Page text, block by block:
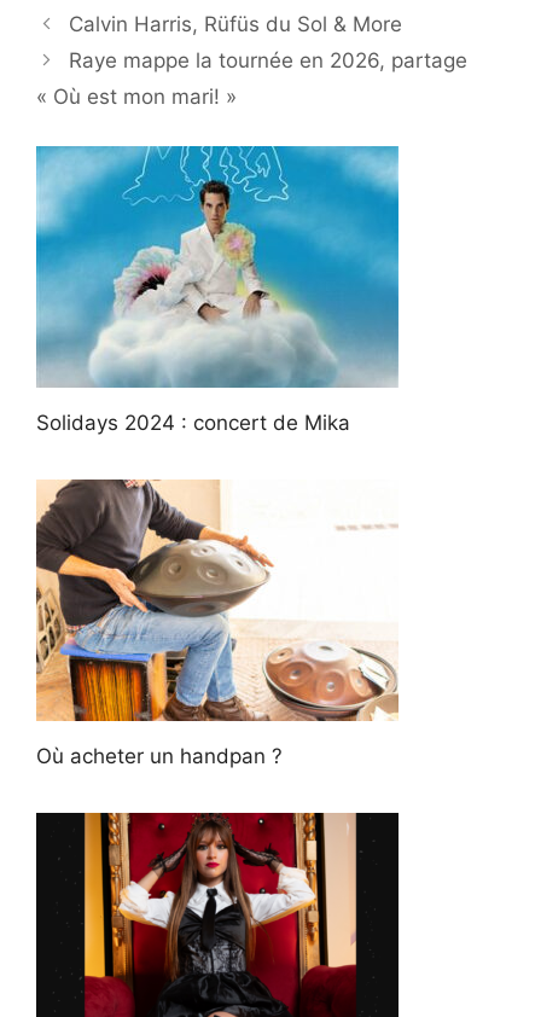
Calvin Harris, Rüfüs du Sol & More
Raye mappe la tournée en 2026, partage
« Où est mon mari! »
Solidays 2024 : concert de Mika
Où acheter un handpan ?